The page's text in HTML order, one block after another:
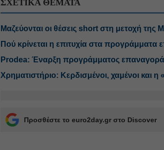
ΣΧΕΤΙΚΑ ΘΕΜΑΤΑ
Μαζεύονται οι θέσεις short στη μετοχή της
Πού κρίνεται η επιτυχία στα
Prodea: Έναρξη προγράμματος
Χρηματιστήριο: Κερδισμένοι, χαμένοι και η
Προσθέστε το euro2day.gr στο Discover